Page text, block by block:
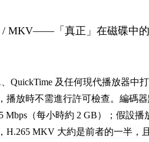
/ MKV——「真正」在磁碟中的
QuickTime 及任何現代播放器中打
播放時不需進行許可檢查。編碼
Mbps（每小時約 2 GB）；假設播
H.265 MKV 大約是前者的一半，